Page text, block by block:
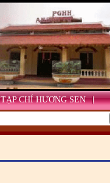
TẠP CHÍ HƯƠNG SEN